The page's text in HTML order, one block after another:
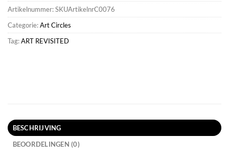
Artikelnummer:SKUArtikelnrC0076
Categorie:Art Circles
Tag:ART REVISITED
BESCHRIJVING
BEOORDELINGEN (0)